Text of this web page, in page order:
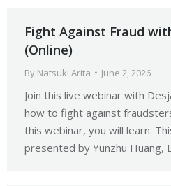
Fight Against Fraud
(Online)
By Natsuki Arita June 2, 2026
Join this live webinar with
how to fight against
this webinar, you will learn:
presented by Yunzhu Huang,